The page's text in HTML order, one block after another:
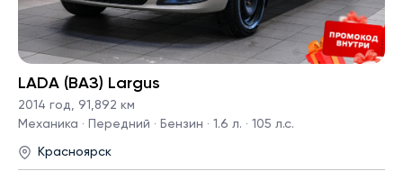
LADA (ВАЗ) Largus
2014 год, 91,892 км
Механика · Передний · Бензин · 1.6 л. · 105 л.с.
Красноярск